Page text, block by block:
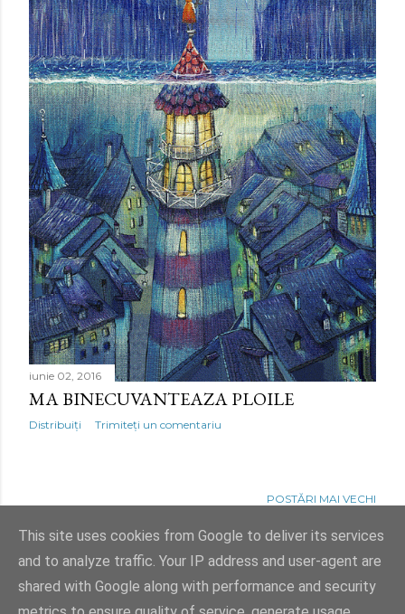
iunie 02, 2016
MA BINECUVANTEAZA PLOILE
Distribuiți Trimiteți un comentariu
POSTĂRI MAI VECHI
Un produs Blogger
This site uses cookies from Google to deliver its services
and to analyze traffic. Your IP address and user-agent are
shared with Google along with performance and security